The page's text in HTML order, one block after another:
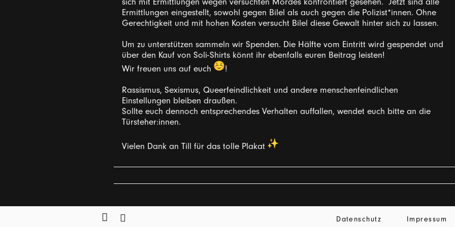
Ermittlungen eingestellt, sowohl gegen Bilel als auch gegen die Polizist*innen. Ohne
Gerechtigkeit und mit hohen Kosten versucht Bilel diese Gewalt hinter sich zu lassen.
Um zu unterstützen sammeln wir Spenden. Die Hälfte vom Eintritt wird gespendet und
über den Kauf von Soli-Shirts könnt ihr ebenfalls euren Beitrag leisten!
Wir freuen uns auf euch
!
Rassismus, Sexismus, Queerfeindlichkeit und andere menschenfeindlichen
Einstellungen bleiben draußen.
Sollte euch dennoch entsprechendes Verhalten auffallen, wendet euch bitte an die
Türsteher:innen.
Vielen Dank an Till für das tolle Plakat
Datenschutz Impressum